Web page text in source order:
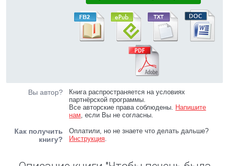
Вы автор?
Книга распространяется на условиях
партнёрской программы.
Все авторские права соблюдены. Напишите
нам, если Вы не согласны.
Как получить
книгу?
Оплатили, но не знаете что делать дальше?
Инструкция.